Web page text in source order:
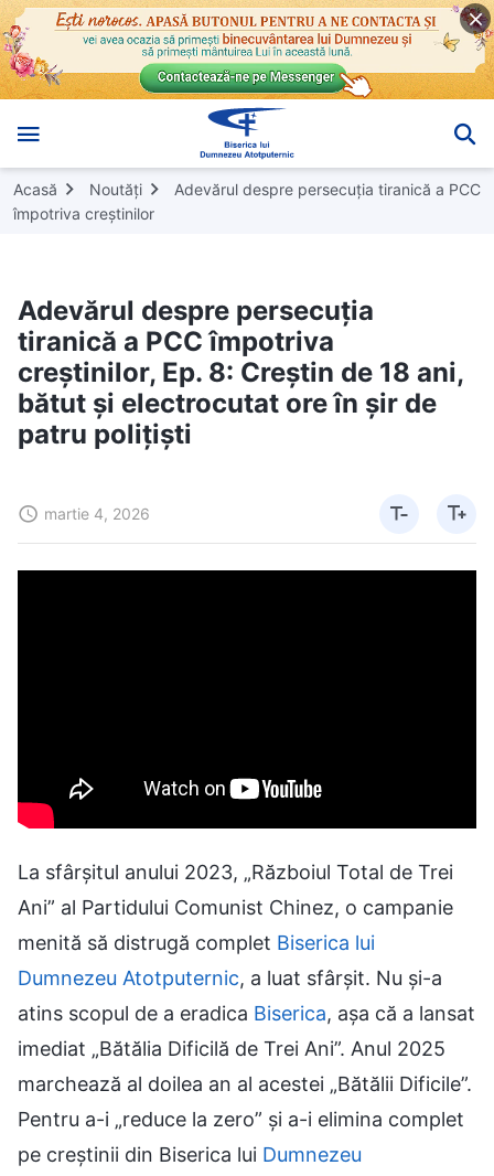
Acasă Noutăți
Adevărul despre persecuția tiranică a PCC
împotriva creștinilor
Adevărul despre persecuția
tiranică a PCC împotriva
creștinilor, Ep. 8: Creștin de 18 ani,
bătut și electrocutat ore în șir de
patru polițiști
martie 4, 2026
La sfârșitul anului 2023, „Războiul Total de Trei
Ani” al Partidului Comunist Chinez, o campanie
menită să distrugă complet Biserica lui
Dumnezeu Atotputernic, a luat sfârșit. Nu și-a
atins scopul de a eradica Biserica, așa că a lansat
imediat „Bătălia Dificilă de Trei Ani”. Anul 2025
marchează al doilea an al acestei „Bătălii Dificile”.
Pentru a-i „reduce la zero” și a-i elimina complet
pe creștinii din Biserica lui Dumnezeu